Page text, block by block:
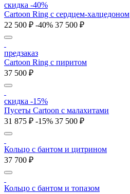
скидка -40%
Cartoon Ring с сердцем-халцедоном
22 500 ₽ -40% 37 500 ₽
предзаказ
Cartoon Ring с пиритом
37 500 ₽
скидка -15%
Пусеты Cartoon с малахитами
31 875 ₽ -15% 37 500 ₽
Кольцо с бантом и цитрином
37 700 ₽
Кольцо с бантом и топазом